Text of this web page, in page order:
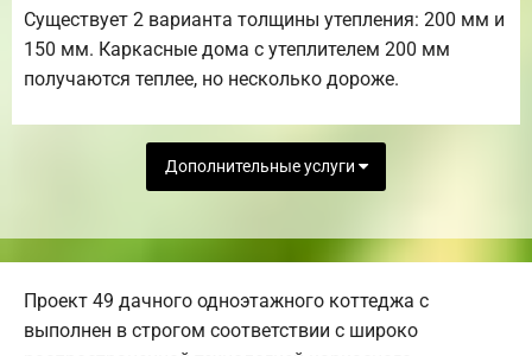
Существует 2 варианта толщины утепления: 200 мм и
150 мм. Каркасные дома с утеплителем 200 мм
получаются теплее, но несколько дороже.
Дополнительные услуги
Проект 49 дачного одноэтажного коттеджа с
выполнен в строгом соответствии с широко